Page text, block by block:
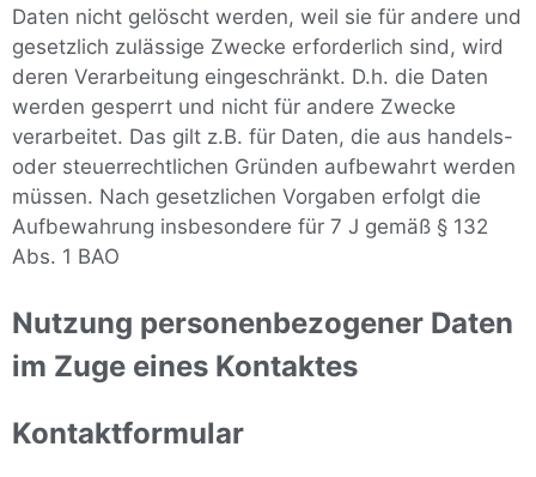
Daten nicht gelöscht werden, weil sie für andere und
gesetzlich zulässige Zwecke erforderlich sind, wird
deren Verarbeitung eingeschränkt. D.h. die Daten
werden gesperrt und nicht für andere Zwecke
verarbeitet. Das gilt z.B. für Daten, die aus handels-
oder steuerrechtlichen Gründen aufbewahrt werden
müssen. Nach gesetzlichen Vorgaben erfolgt die
Aufbewahrung insbesondere für 7 J gemäß § 132
Abs. 1 BAO
Nutzung personenbezogener Daten
im Zuge eines Kontaktes
Kontaktformular